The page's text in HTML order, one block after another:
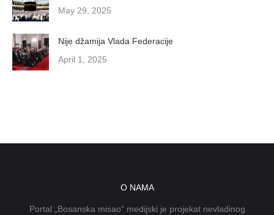
May 29, 2025
Nije džamija Vlada Federacije
April 1, 2025
O NAMA
Portal „Bosanska misao“ medijski je projekat nevladinog